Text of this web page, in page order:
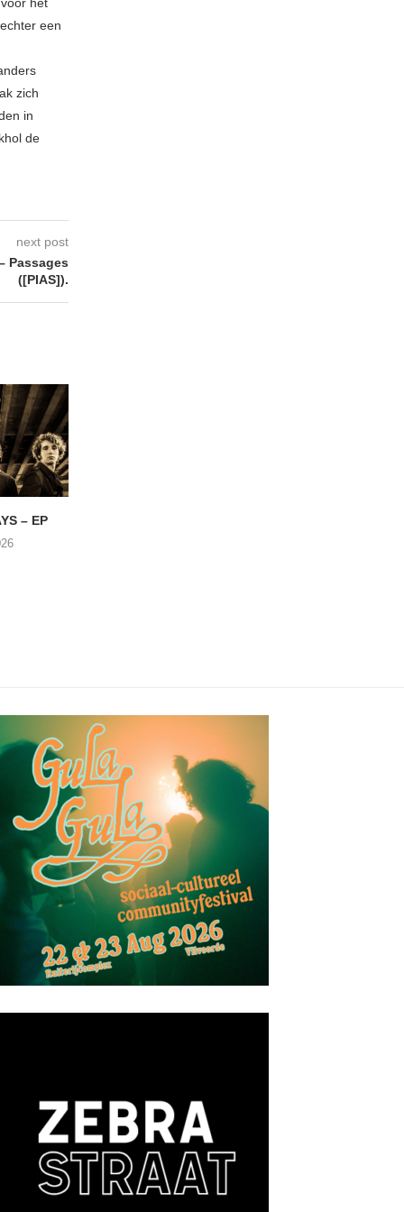
het
een
zich
in
de
next post
Passages
([PIAS]).
– EP